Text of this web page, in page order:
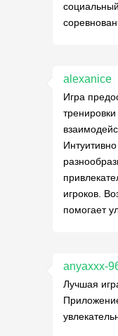
alexanice
Игра
игроков.
помогает
anyaxxx-
Лучшая